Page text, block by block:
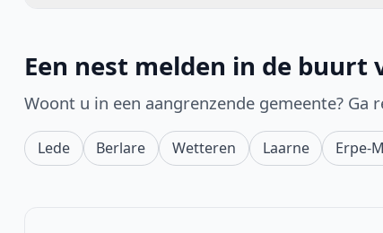
Een nest melden in de buurt
Woont u in een aangrenzende gemeente?
Lede Berlare Wetteren Laarne Erpe-